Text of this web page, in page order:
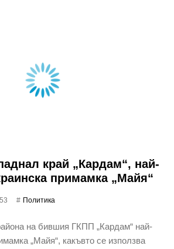
край „Кардам“, най-
примамка „Майя“
Политика
на бившия ГКПП „Кардам“ най-
„Майя“, какъвто се използва